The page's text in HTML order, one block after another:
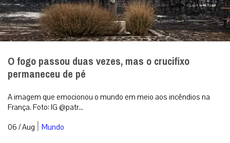
O fogo passou duas vezes, mas o crucifixo
permaneceu de pé
A imagem que emocionou o mundo em meio aos incêndios na
França. Foto: IG @patr...
06 / Aug | Mundo